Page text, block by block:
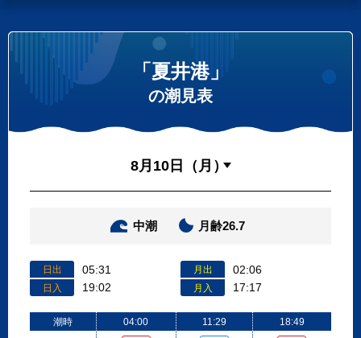
「夏井港」
の潮見表
中潮 月齢26.7
日出 05:31
日入 19:02
月出 02:06
月入 17:17
潮時 04:00 11:29 18:49